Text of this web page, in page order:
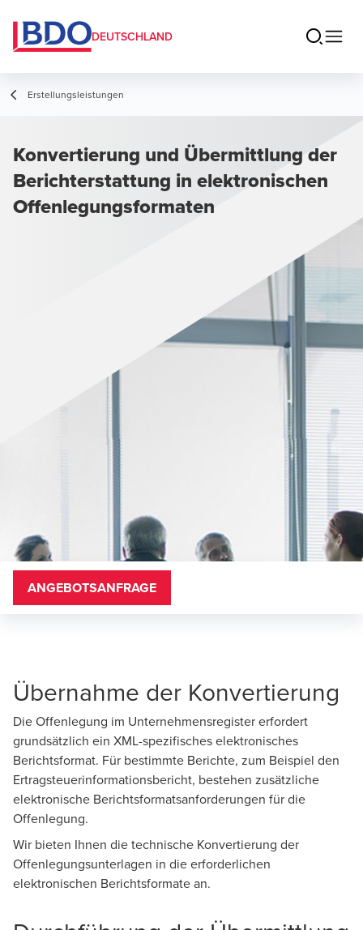
DEUTSCHLAND
Erstellungsleistungen
Konvertierung und Übermittlung der
Berichterstattung in elektronischen
Offenlegungsformaten
ANGEBOTSANFRAGE
Übernahme der Konvertierung
Die Offenlegung im Unternehmensregister erfordert
grundsätzlich ein XML-spezifisches elektronisches
Berichtsformat. Für bestimmte Berichte, zum Beispiel den
Ertragsteuerinformationsbericht, bestehen zusätzliche
elektronische Berichtsformatsanforderungen für die
Offenlegung.
Wir bieten Ihnen die technische Konvertierung der
Offenlegungsunterlagen in die erforderlichen
elektronischen Berichtsformate an.